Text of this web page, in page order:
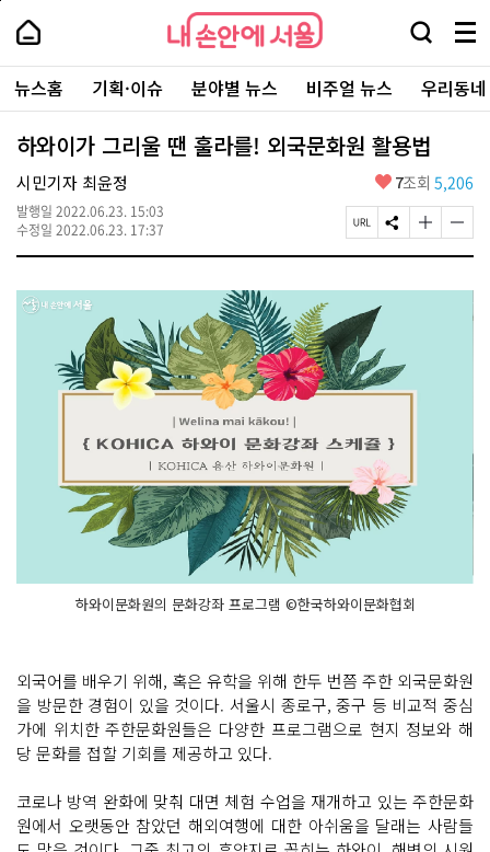
본
로
가
내
손
안
에
서
울
-
서
울
시
대
표
소
포
털
내
손
에
울
검
창
열
기
메
뉴
전
체
보
주
요
서
뉴스홈 기획·이슈 분야별 뉴스 비주얼 뉴스 우리동
하와이가 그리울 땐 훌라를! 외국문화원 활용법
시민기자 최윤정
발행일 2022.06.23. 15:03
수정일 2022.06.23. 17:37
좋
요
7조회 5,206
페
이
U
R
L
복
사
S
N
공
글
자
기
글
자
기
하와이문화원의 문화강좌 프로그램 ©한국하와이문화협회
외국어를 배우기 위해, 혹은 유학을 위해 한두 번쯤 주한 외국문화원
을 방문한 경험이 있을 것이다. 서울시 종로구, 중구 등 비교적 중심
가에 위치한 주한문화원들은 다양한 프로그램으로 현지 정보와 해
당 문화를 접할 기회를 제공하고 있다.
코로나 방역 완화에 맞춰 대면 체험 수업을 재개하고 있는 주한문화
원에서 오랫동안 참았던 해외여행에 대한 아쉬움을 달래는 사람들
페
상
단
로